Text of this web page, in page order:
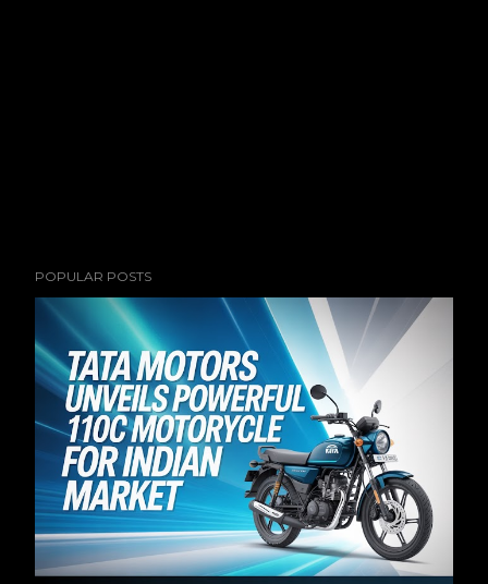
POPULAR POSTS